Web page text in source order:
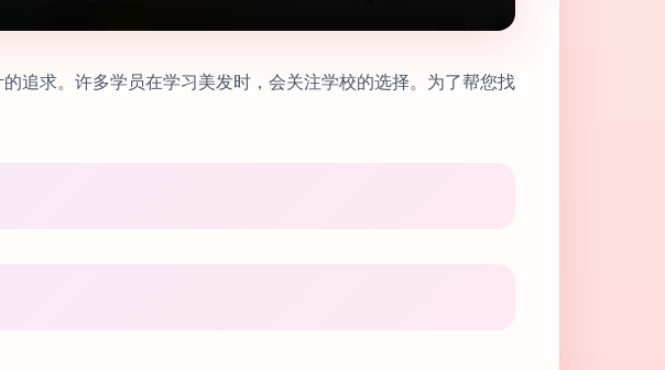
追求。许多学员在学习美发时，会关注学校的选择。为了帮您找